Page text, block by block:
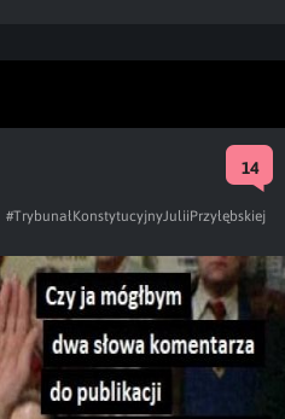
14
#TrybunałKonstytucyjnyJuliiPrzyłębskiej